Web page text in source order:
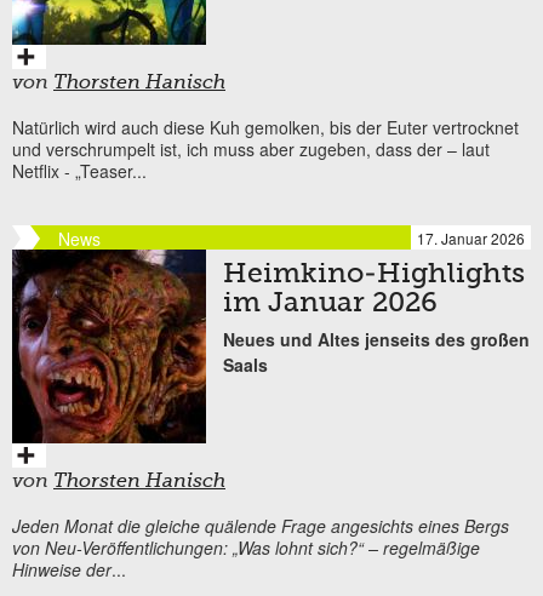
von Thorsten Hanisch
Natürlich wird auch diese Kuh gemolken, bis der Euter vertrocknet
und verschrumpelt ist, ich muss aber zugeben, dass der – laut
Netflix - „Teaser...
News 17. Januar 2026
Heimkino-Highlights
im Januar 2026
Neues und Altes jenseits des großen
Saals
von Thorsten Hanisch
Jeden Monat die gleiche quälende Frage angesichts eines Bergs
von Neu-Veröffentlichungen: „Was lohnt sich?“ – regelmäßige
Hinweise der...